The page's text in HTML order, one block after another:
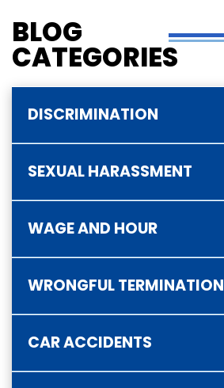
BLOG
CATEGORIES
DISCRIMINATION
SEXUAL HARASSMENT
WAGE AND HOUR
WRONGFUL TERMINATION
CAR ACCIDENTS